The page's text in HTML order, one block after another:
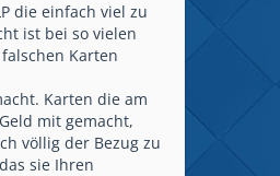
die einfach viel zu
ist bei so vielen
Karten
Karten die am
mit gemacht,
völlig der Bezug zu
sie Ihren